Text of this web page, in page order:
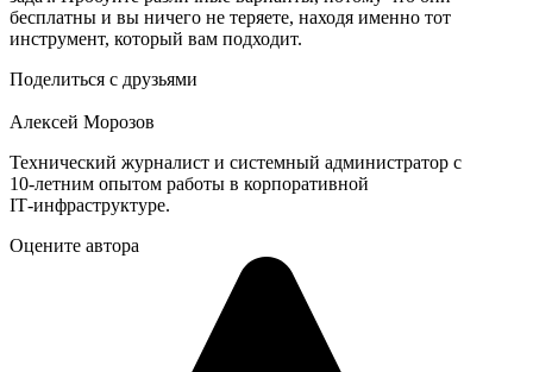
бесплатны и вы ничего не теряете, находя именно тот
инструмент, который вам подходит.
Поделиться с друзьями
Алексей Морозов
Технический журналист и системный администратор с
10‑летним опытом работы в корпоративной
IT‑инфраструктуре.
Оцените автора